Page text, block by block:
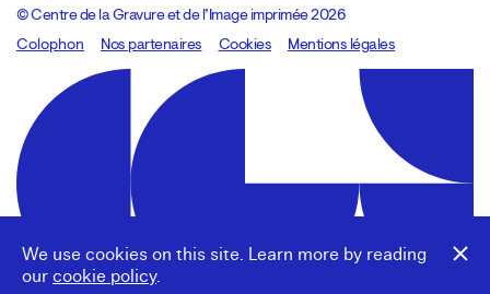
We use cookies on this site. Learn more by reading
our cookie policy.
© Centre de la Gravure et de l’Image imprimée 2026
Colophon
Design:Marcel Kaczmarek, code:8080.studio
Nos partenaires Cookies Mentions légales